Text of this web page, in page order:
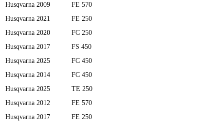
Husqvarna 2009
FE 570
Husqvarna 2021
FE 250
Husqvarna 2020
FC 250
Husqvarna 2017
FS 450
Husqvarna 2025
FC 450
Husqvarna 2014
FC 450
Husqvarna 2025
TE 250
Husqvarna 2012
FE 570
Husqvarna 2017
FE 250